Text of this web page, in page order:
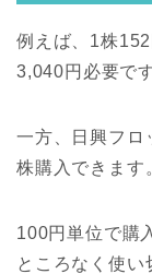
例えば、1株
3,040円必要です
一方、日興フ
株購入できます
100円単位で購
ところなく使い